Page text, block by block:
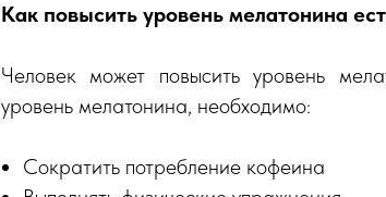
Как повысить уровень мелатонина
Человек может повысить уровень
уровень мелатонина, необходимо:
Сократить потребление кофеина